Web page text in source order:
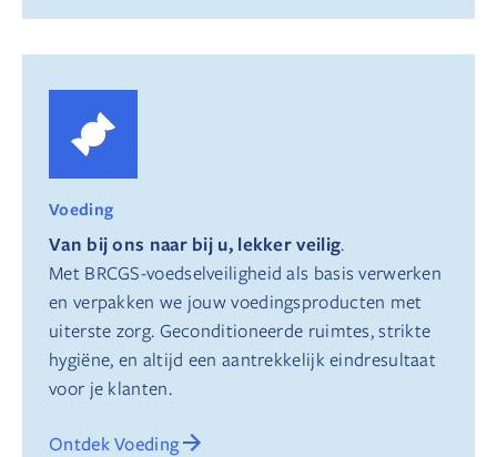
Voeding
Van bij ons naar bij u, lekker veilig.
Met BRCGS-voedselveiligheid als basis verwerken
en verpakken we jouw voedingsproducten met
uiterste zorg. Geconditioneerde ruimtes, strikte
hygiëne, en altijd een aantrekkelijk eindresultaat
voor je klanten.
Ontdek Voeding